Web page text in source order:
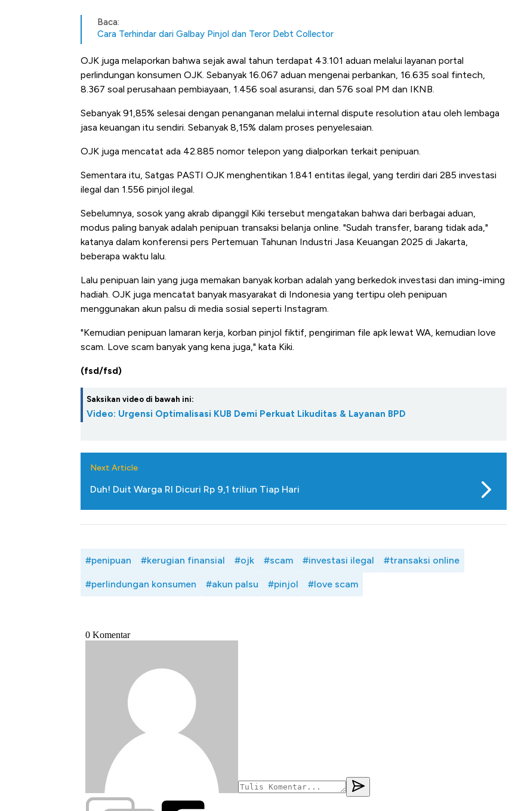
Baca:
Cara Terhindar dari Galbay Pinjol dan Teror Debt Collector
OJK juga melaporkan bahwa sejak awal tahun terdapat 43.101 aduan melalui layanan portal
perlindungan konsumen OJK. Sebanyak 16.067 aduan mengenai perbankan, 16.635 soal fintech,
8.367 soal perusahaan pembiayaan, 1.456 soal asuransi, dan 576 soal PM dan IKNB.
Sebanyak 91,85% selesai dengan penanganan melalui internal dispute resolution atau oleh lembaga
jasa keuangan itu sendiri. Sebanyak 8,15% dalam proses penyelesaian.
OJK juga mencatat ada 42.885 nomor telepon yang dialporkan terkait penipuan.
Sementara itu, Satgas PASTI OJK menghentikan 1.841 entitas ilegal, yang terdiri dari 285 investasi
ilegal dan 1.556 pinjol ilegal.
Sebelumnya, sosok yang akrab dipanggil Kiki tersebut mengatakan bahwa dari berbagai aduan,
modus paling banyak adalah penipuan transaksi belanja online. "Sudah transfer, barang tidak ada,"
katanya dalam konferensi pers Pertemuan Tahunan Industri Jasa Keuangan 2025 di Jakarta,
beberapa waktu lalu.
Lalu penipuan lain yang juga memakan banyak korban adalah yang berkedok investasi dan iming-iming
hadiah. OJK juga mencatat banyak masyarakat di Indonesia yang tertipu oleh penipuan
menggunakan akun palsu di media sosial seperti Instagram.
"Kemudian penipuan lamaran kerja, korban pinjol fiktif, pengiriman file apk lewat WA, kemudian love
scam. Love scam banyak yang kena juga," kata Kiki.
(fsd/fsd)
Saksikan video di bawah ini:
Video: Urgensi Optimalisasi KUB Demi Perkuat Likuditas & Layanan BPD
Next Article
Duh! Duit Warga RI Dicuri Rp 9,1 triliun Tiap Hari
#penipuan #kerugian finansial #ojk #scam #investasi ilegal #transaksi online
#perlindungan konsumen #akun palsu #pinjol #love scam
Begini Cara Korsel atasi Panas Tanpa AC
di Jaman Dulu